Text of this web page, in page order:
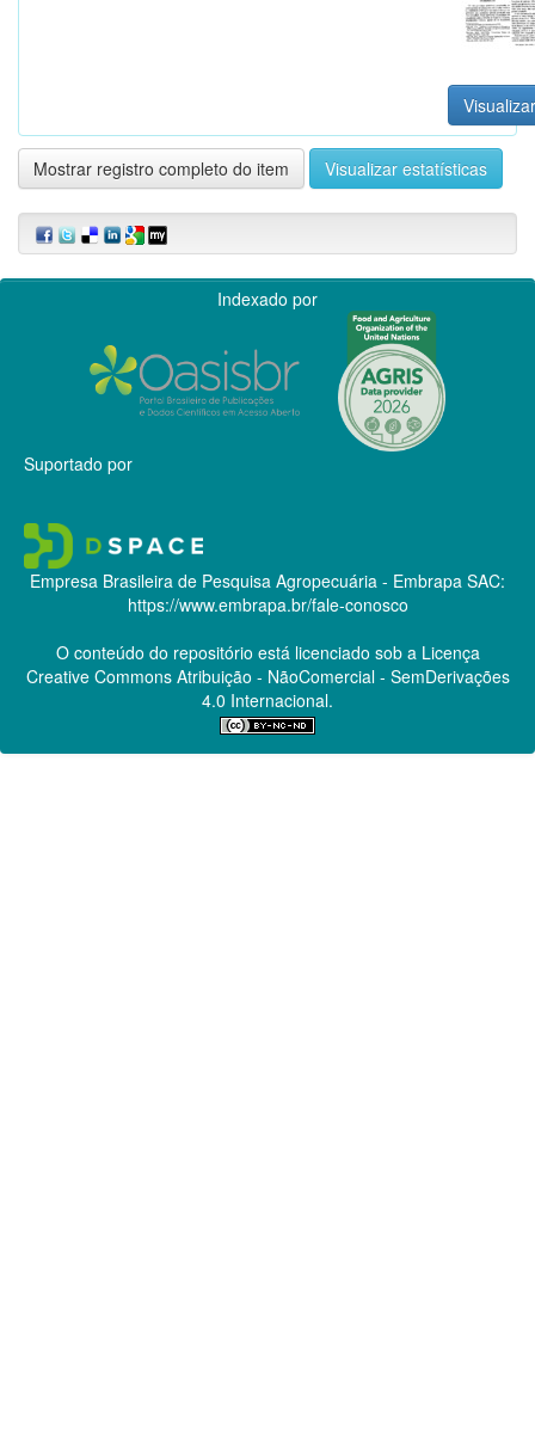
Mostrar registro completo do item Visualizar estatísticas
Indexado por
Suportado por
Empresa Brasileira de Pesquisa Agropecuária - Embrapa SAC:
https://www.embrapa.br/fale-conosco
O conteúdo do repositório está licenciado sob a Licença
Creative CommonsAtribuição - NãoComercial - SemDerivações
4.0 Internacional.